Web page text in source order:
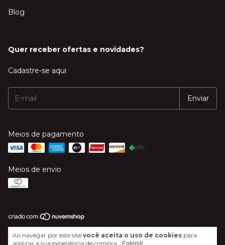
Ao navegar por este site você aceita o uso de cookies para
agilizar a sua experiência de compra.
Entendi
Blog
Quer receber ofertas e novidades?
Cadastre-se aqui
Meios de pagamento
Meios de envio
Copyright Mega Música - 20606244000120 - 2026. Todos os direitos
reservados.